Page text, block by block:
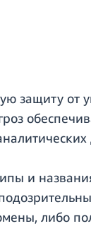
защиту
и
либо